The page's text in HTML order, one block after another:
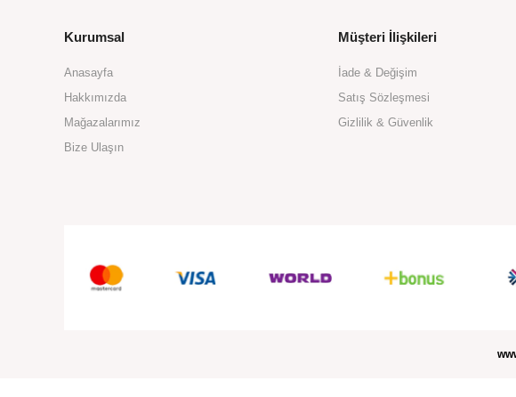
Kurumsal
Anasayfa
Hakkımızda
Mağazalarımız
Bize Ulaşın
Müşteri İlişkileri
İade & Değişim
Satış Sözleşmesi
Gizlilik & Güvenlik